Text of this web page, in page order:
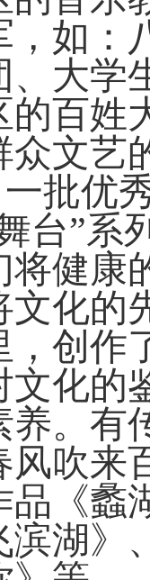
，如：
、大学
的百姓
众文艺
优秀
”系
将健康
文化的
，创作
文化的
养。有
风吹来
品《蠡
滨湖》